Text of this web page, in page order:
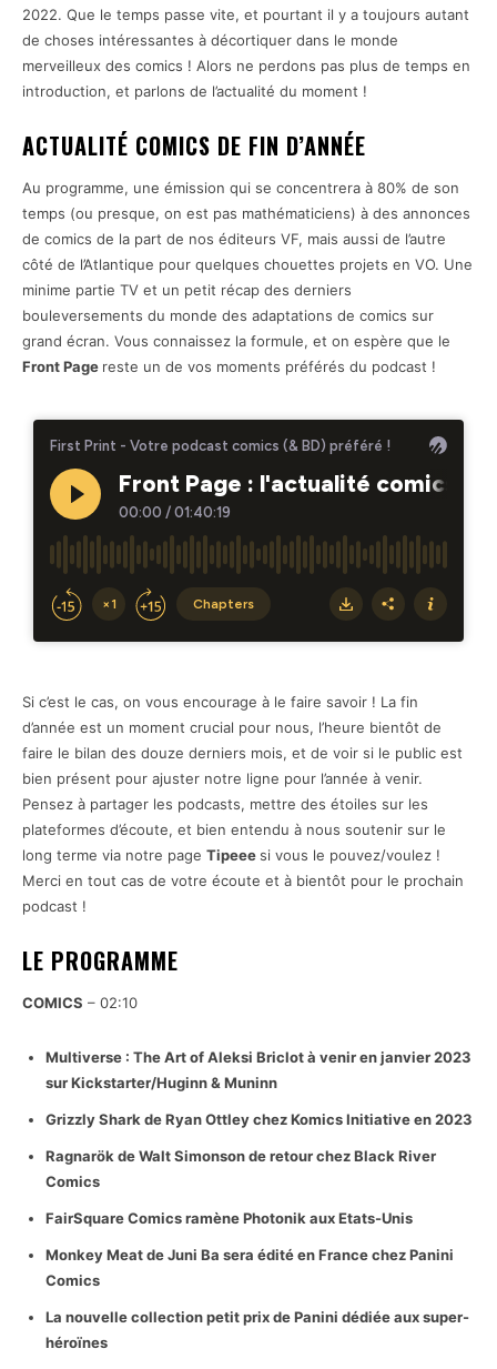
2022. Que le temps passe vite, et pourtant il y a toujours autant
de choses intéressantes à décortiquer dans le monde
merveilleux des comics ! Alors ne perdons pas plus de temps en
introduction, et parlons de l’actualité du moment !
ACTUALITÉ COMICS DE FIN D’ANNÉE
Au programme, une émission qui se concentrera à 80% de son
temps (ou presque, on est pas mathématiciens) à des annonces
de comics de la part de nos éditeurs VF, mais aussi de l’autre
côté de l’Atlantique pour quelques chouettes projets en VO. Une
minime partie TV et un petit récap des derniers
bouleversements du monde des adaptations de comics sur
grand écran. Vous connaissez la formule, et on espère que le
Front Page reste un de vos moments préférés du podcast !
Si c’est le cas, on vous encourage à le faire savoir ! La fin
d’année est un moment crucial pour nous, l’heure bientôt de
faire le bilan des douze derniers mois, et de voir si le public est
bien présent pour ajuster notre ligne pour l’année à venir.
Pensez à partager les podcasts, mettre des étoiles sur les
plateformes d’écoute, et bien entendu à nous soutenir sur le
long terme via notre page Tipeeesi vous le pouvez/voulez !
Merci en tout cas de votre écoute et à bientôt pour le prochain
podcast !
LE PROGRAMME
COMICS – 02:10
Multiverse : The Art of Aleksi Briclot à venir en janvier 2023
sur Kickstarter/Huginn & Muninn
Grizzly Shark de Ryan Ottley chez Komics Initiative en 2023
Ragnarök de Walt Simonson de retour chez Black River
Comics
FairSquare Comics ramène Photonik aux Etats-Unis
Monkey Meat de Juni Ba sera édité en France chez Panini
Comics
La nouvelle collection petit prix de Panini dédiée aux super-
héroïnes